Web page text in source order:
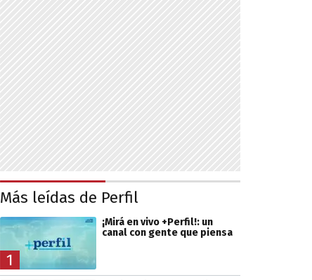
Más leídas de Perfil
1
¡Mirá en vivo +Perfil!: un
canal con gente que piensa